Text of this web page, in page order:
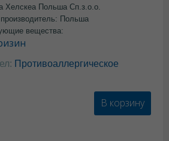
Хелскеа Польша Сп.з.о.о.
Польша
вещества:
Противоаллергическое
В корзину